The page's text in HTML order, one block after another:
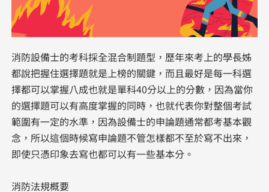
消防設備士的考科採全混合制題型，歷年來考上的學長姊
都說把握住選擇題就是上榜的關鍵，而且最好是每一科選
擇都可以掌握八成也就是單科40分以上的分數，因為當你
的選擇題可以有高度掌握的同時，也就代表你對整個考試
範圍有一定的水準，因為設備士的申論題通常都考基本觀
念，所以這個時候寫申論題不管怎樣都不至於寫不出來，
即使只憑印象去寫也都可以有一些基本分。
消防法規概要